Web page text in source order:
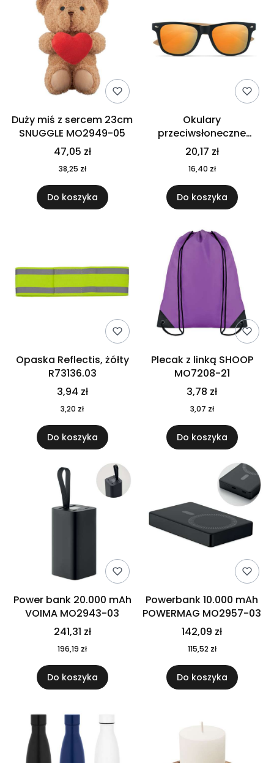
Duży miś z sercem 23cm
SNUGGLE MO2949-05
47,05 zł
38,25 zł
Do koszyka
Okulary
przeciwsłoneczne
CALIFORNIA TOUCH
MO9617-10
20,17 zł
16,40 zł
Do koszyka
Opaska Reflectis, żółty
R73136.03
3,94 zł
3,20 zł
Do koszyka
Plecak z linką SHOOP
MO7208-21
3,78 zł
3,07 zł
Do koszyka
Power bank 20.000 mAh
VOIMA MO2943-03
241,31 zł
196,19 zł
Do koszyka
Powerbank 10.000 mAh
POWERMAG MO2957-03
142,09 zł
115,52 zł
Do koszyka